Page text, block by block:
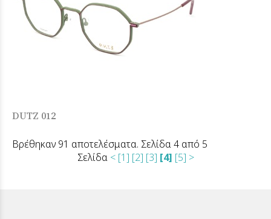
DUTZ 012
Βρέθηκαν 91 αποτελέσματα. Σελίδα 4 από 5
Σελίδα < [1] [2] [3] [4] [5] >